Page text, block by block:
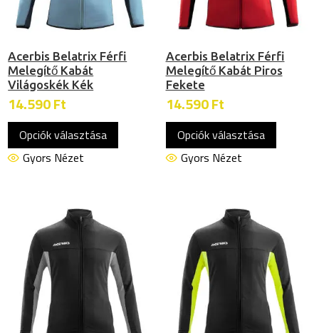
Acerbis Belatrix Férfi
Melegítő Kabát
Világoskék Kék
14.590Ft
Opciók választása
Ennek
terméknek
A
változatok
a
termékoldalon
választhatók
ki
Gyors Nézet
Acerbis Belatrix Férfi
Melegítő Kabát Piros
Fekete
14.590Ft
Opciók választása
Ennek
A
a
ki
Gyors Nézet